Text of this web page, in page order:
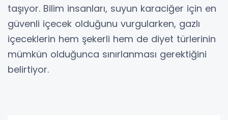
taşıyor. Bilim insanları, suyun karaciğer için en
güvenli içecek olduğunu vurgularken, gazlı
içeceklerin hem şekerli hem de diyet türlerinin
mümkün olduğunca sınırlanması gerektiğini
belirtiyor.